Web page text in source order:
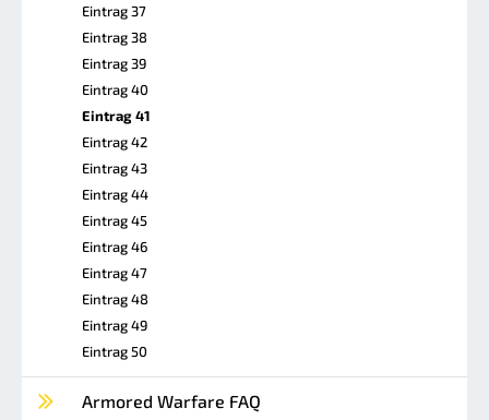
Eintrag 37
Eintrag 38
Eintrag 39
Eintrag 40
Eintrag 41
Eintrag 42
Eintrag 43
Eintrag 44
Eintrag 45
Eintrag 46
Eintrag 47
Eintrag 48
Eintrag 49
Eintrag 50
Armored Warfare FAQ